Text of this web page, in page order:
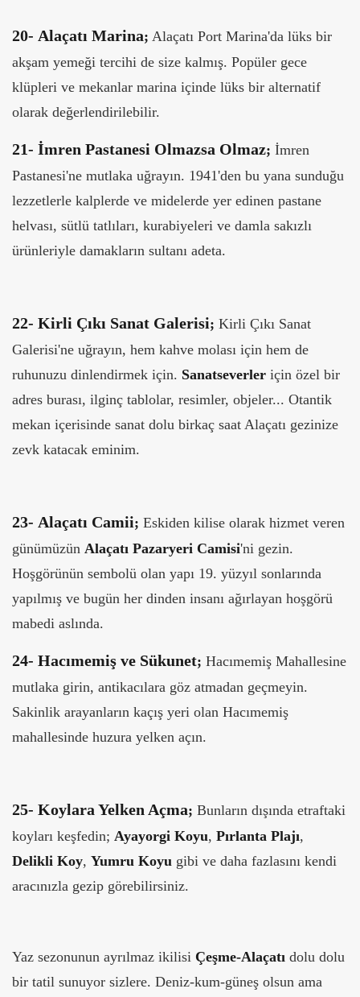
20- Alaçatı Marina; Alaçatı Port Marina'da lüks bir
akşam yemeği tercihi de size kalmış. Popüler gece
klüpleri ve mekanlar marina içinde lüks bir alternatif
olarak değerlendirilebilir.
21- İmren Pastanesi Olmazsa Olmaz; İmren
Pastanesi'ne mutlaka uğrayın. 1941'den bu yana sunduğu
lezzetlerle kalplerde ve midelerde yer edinen pastane
helvası, sütlü tatlıları, kurabiyeleri ve damla sakızlı
ürünleriyle damakların sultanı adeta.
22- Kirli Çıkı Sanat Galerisi; Kirli Çıkı Sanat
Galerisi'ne uğrayın, hem kahve molası için hem de
ruhunuzu dinlendirmek için. Sanatseverler için özel bir
adres burası, ilginç tablolar, resimler, objeler... Otantik
mekan içerisinde sanat dolu birkaç saat Alaçatı gezinize
zevk katacak eminim.
23- Alaçatı Camii; Eskiden kilise olarak hizmet veren
günümüzün Alaçatı Pazaryeri Camisi'ni gezin.
Hoşgörünün sembolü olan yapı 19. yüzyıl sonlarında
yapılmış ve bugün her dinden insanı ağırlayan hoşgörü
mabedi aslında.
24- Hacımemiş ve Sükunet; Hacımemiş Mahallesine
mutlaka girin, antikacılara göz atmadan geçmeyin.
Sakinlik arayanların kaçış yeri olan Hacımemiş
mahallesinde huzura yelken açın.
25- Koylara Yelken Açma; Bunların dışında etraftaki
koyları keşfedin; Ayayorgi Koyu, Pırlanta Plajı,
Delikli Koy, Yumru Koyu gibi ve daha fazlasını kendi
aracınızla gezip görebilirsiniz.
Yaz sezonunun ayrılmaz ikilisi Çeşme-Alaçatı dolu dolu
bir tatil sunuyor sizlere. Deniz-kum-güneş olsun ama